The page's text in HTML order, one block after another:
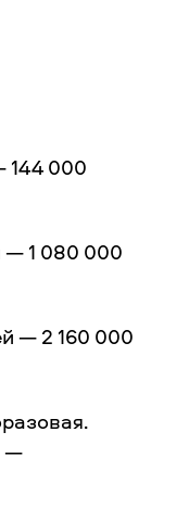
144 000
— 1 080 000
— 2 160 000
—